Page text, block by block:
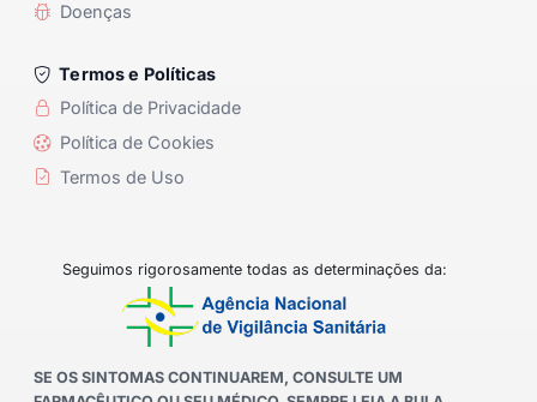
Doenças
Termos e Políticas
Política de Privacidade
Política de Cookies
Termos de Uso
Seguimos rigorosamente todas as determinações da:
SE OS SINTOMAS CONTINUAREM, CONSULTE UM